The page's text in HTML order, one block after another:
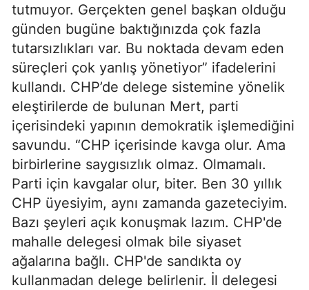
tutmuyor. Gerçekten genel başkan olduğu
günden bugüne baktığınızda çok fazla
tutarsızlıkları var. Bu noktada devam eden
süreçleri çok yanlış yönetiyor” ifadelerini
kullandı. CHP’de delege sistemine yönelik
eleştirilerde de bulunan Mert, parti
içerisindeki yapının demokratik işlemediğini
savundu. “CHP içerisinde kavga olur. Ama
birbirlerine saygısızlık olmaz. Olmamalı.
Parti için kavgalar olur, biter. Ben 30 yıllık
CHP üyesiyim, aynı zamanda gazeteciyim.
Bazı şeyleri açık konuşmak lazım. CHP'de
mahalle delegesi olmak bile siyaset
ağalarına bağlı. CHP'de sandıkta oy
kullanmadan delege belirlenir. İl delegesi